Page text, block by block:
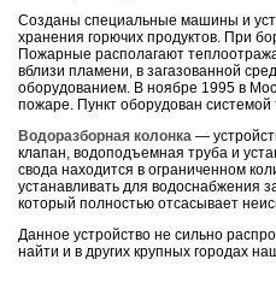
Созданы специальные машины и
хранения горючих продуктов. При
Пожарные располагают
вблизи пламени, в загазованной
оборудованием. В ноябре 1995 в
пожаре. Пункт оборудован
Водоразборная колонка —
клапан, водоподъемная труба и
свода находится в ограниченном
устанавливать для водоснабжения
который полностью отсасывает
Данное устройство не сильно
найти и в других крупных городах